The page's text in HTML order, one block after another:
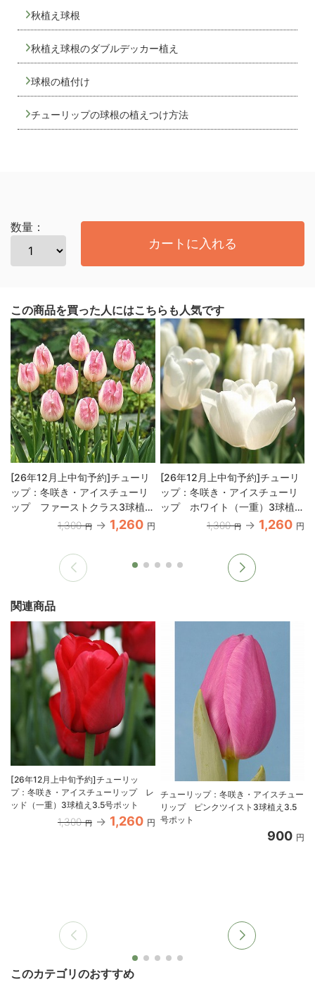
秋植え球根
秋植え球根のダブルデッカー植え
球根の植付け
チューリップの球根の植えつけ方法
数量：
カートに入れる
この商品を買った人にはこちらも人気です
[26年12月上中旬予約]チューリ
ップ：冬咲き・アイスチューリ
ップ ファーストクラス3球植え
3.5号ポット1,300 円 1,260 円
[26年12月上中旬予約]チューリ
ップ：冬咲き・アイスチューリ
ップ ホワイト（一重）3球植え
3.5号ポット1,300 円 1,260 円
関連商品
[26年12月上中旬予約]チューリッ
プ：冬咲き・アイスチューリップ レ
ッド（一重）3球植え3.5号ポット
1,300 円 1,260 円
チューリップ：冬咲き・アイスチュー
リップ ピンクツイスト3球植え3.5
号ポット
900 円
このカテゴリのおすすめ